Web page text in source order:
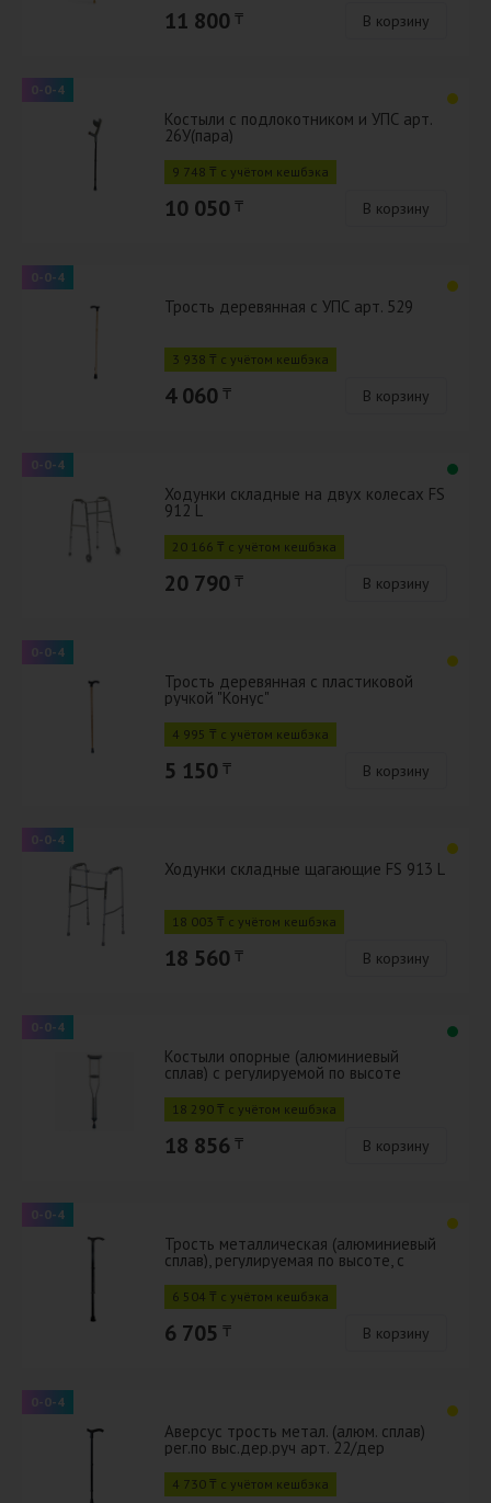
11 800 ₸ В корзину
0-0-4
Костыли с подлокотником и УПС арт.
26У(пара)
9 748 ₸ с учётом кешбэка
10 050 ₸ В корзину
0-0-4
Трость деревянная с УПС арт. 529
3 938 ₸ с учётом кешбэка
4 060 ₸ В корзину
0-0-4
Ходунки складные на двух колесах FS
912 L
20 166 ₸ с учётом кешбэка
20 790 ₸ В корзину
0-0-4
Трость деревянная с пластиковой
ручкой "Конус"
4 995 ₸ с учётом кешбэка
5 150 ₸ В корзину
0-0-4
Ходунки складные щагающие FS 913 L
18 003 ₸ с учётом кешбэка
18 560 ₸ В корзину
0-0-4
Костыли опорные (алюминиевый
сплав) с регулируемой по высоте
против скольжения арт.19(753)Т
18 290 ₸ с учётом кешбэка
18 856 ₸ В корзину
0-0-4
Трость металлическая (алюминиевый
сплав), регулируемая по высоте, с
ручкой типа "Клюка" (хомут) арт.22У/К
6 504 ₸ с учётом кешбэка
6 705 ₸ В корзину
0-0-4
Аверсус трость метал. (алюм. сплав)
рег.по выс.дер.руч арт. 22/дер
4 730 ₸ с учётом кешбэка